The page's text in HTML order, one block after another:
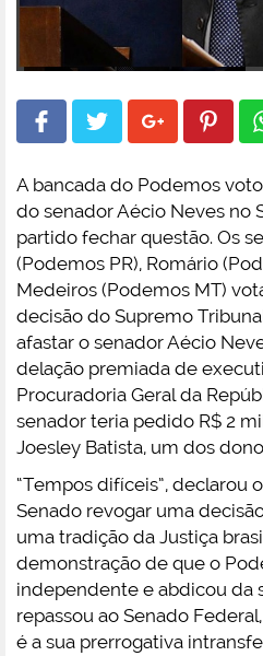
A bancada do Podemos
do senador Aécio Neves no
partido fechar questão. Os
(Podemos PR), Romário
Medeiros (Podemos MT)
decisão do Supremo
afastar o senador Aécio
delação premiada de
Procuradoria Geral da
senador teria pedido R$ 2
Joesley Batista, um dos
“Tempos difíceis”, declarou
Senado revogar uma
uma tradição da Justiça
demonstração de que o
independente e abdicou da
repassou ao Senado
é a sua prerrogativa